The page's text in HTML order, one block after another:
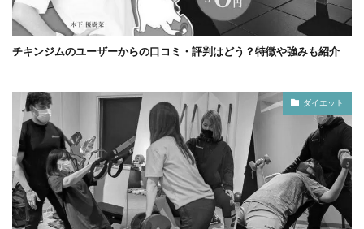
チキンジムのユーザーからの口コミ・評判はどう？特徴や強みも紹介
ダイエット